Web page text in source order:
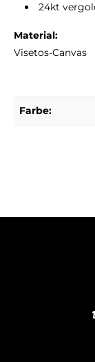
24kt
Material:
Visetos-Canvas
Farbe: